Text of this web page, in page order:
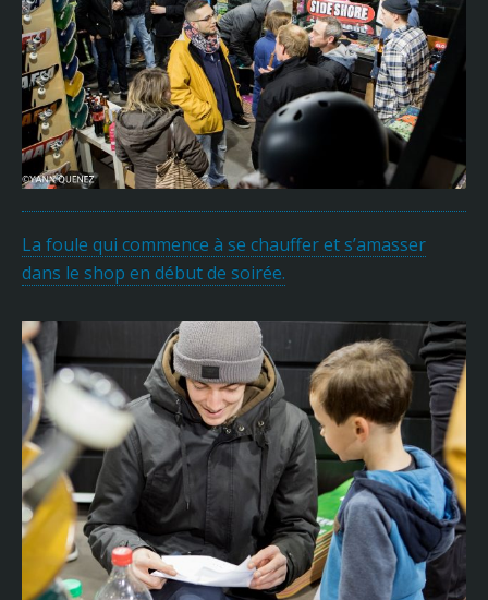
La foule qui commence à se chauffer et s’amasser
dans le shop en début de soirée.